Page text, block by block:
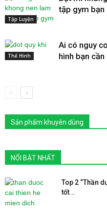
Tập Luyện
tập gym bạn
Thể Hình
Ai có nguy
hình bạn
Sản phẩm khuyên dùng
NỔI BẬT NHẤT
Top 2 “Thần
tốt...